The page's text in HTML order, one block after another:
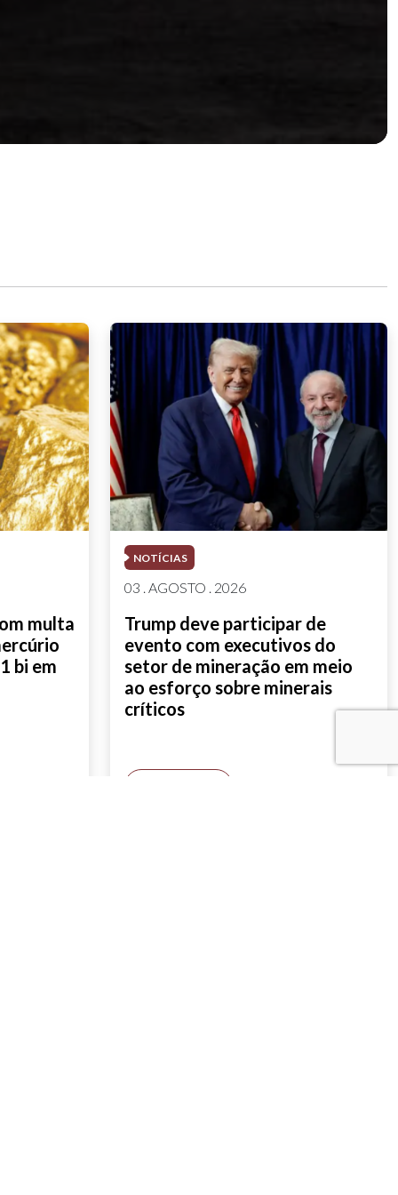
multa
bi em
NOTÍCIAS
03 . AGOSTO . 2026
Trump deve participar de
evento com executivos do
setor de mineração em meio
ao esforço sobre minerais
críticos